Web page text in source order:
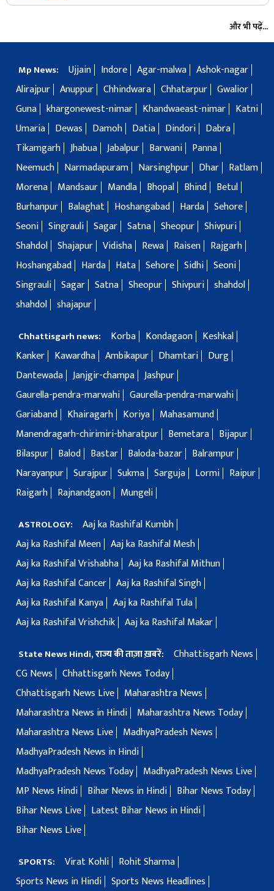
और भी पढ़ें...
Mp News: Ujjain Indore Agar-malwa Ashok-nagar
Alirajpur Anuppur Chhindwara Chhatarpur Gwalior
Guna khargonewest-nimar Khandwaeast-nimar
Katni
Umaria
Dewas Damoh Datia Dindori
Dabra
Tikamgarh Jhabua Jabalpur Barwani
Panna
Neemuch
Narmadapuram Narsinghpur Dhar
Ratlam
Morena
Mandsaur Mandla Bhopal Bhind
Betul
Burhanpur
Balaghat Hoshangabad Harda Sehore
Seoni Singrauli Sagar Satna Sheopur Shivpuri
Shahdol Shajapur Vidisha Rewa Raisen
Rajgarh
Hoshangabad
Harda Hata Sehore Sidhi Seoni
Singrauli Sagar Satna Sheopur Shivpuri shahdol
shahdol shajapur
Chhattisgarh news: Korba Kondagaon
Keshkal
Kanker
Kawardha Ambikapur Dhamtari
Durg
Dantewada Janjgir-champa Jashpur
Gaurella-pendra-marwahi Gaurella-pendra-marwahi
Gariaband
Khairagarh Koriya
Mahasamund
Manendragarh-chirimiri-bharatpur
Bemetara
Bijapur
Bilaspur
Balod Bastar Baloda-bazar
Balrampur
Narayanpur Surajpur Sukma Sarguja Lormi
Raipur
Raigarh
Rajnandgaon Mungeli
ASTROLOGY:
Aaj ka Rashifal Kumbh
Aaj ka Rashifal Meen Aaj ka Rashifal Mesh
Aaj ka Rashifal Vrishabha Aaj ka Rashifal Mithun
Aaj ka Rashifal Cancer Aaj ka Rashifal Singh
Aaj ka Rashifal Kanya Aaj ka Rashifal Tula
Aaj ka Rashifal Vrishchik Aaj ka Rashifal Makar
State News Hindi, राज्य की ताज़ा ख़बरें:
Chhattisgarh News
CG News
Chhattisgarh News Today
Chhattisgarh News Live
Maharashtra News
Maharashtra News in Hindi
Maharashtra News Today
Maharashtra News Live
MadhyaPradesh News
MadhyaPradesh News in Hindi
MadhyaPradesh News Today
MadhyaPradesh News Live
MP News Hindi
Bihar News in Hindi
Bihar News Today
Bihar News Live
Latest Bihar News in Hindi
Bihar News Live
SPORTS: Virat Kohli
Rohit Sharma
Sports News in Hindi Sports News Headlines